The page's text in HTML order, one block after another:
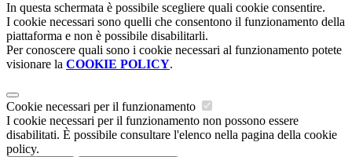
In questa schermata è possibile scegliere quali cookie consentire.
I cookie necessari sono quelli che consentono il funzionamento della
piattaforma e non è possibile disabilitarli.
Per conoscere quali sono i cookie necessari al funzionamento potete
visionare la COOKIE POLICY.
Cookie necessari per il funzionamento
I cookie necessari per il funzionamento non possono essere
disabilitati. È possibile consultare l'elenco nella pagina della cookie
policy.